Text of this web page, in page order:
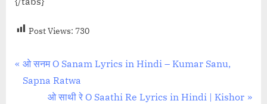
Post Views: 730
Post
navigation
P
r
ओ सनम O Sanam Lyrics in Hindi – Kumar Sanu,
Sapna Ratwa
N
ओ साथी रे O Saathi Re Lyrics in Hindi | Kishor